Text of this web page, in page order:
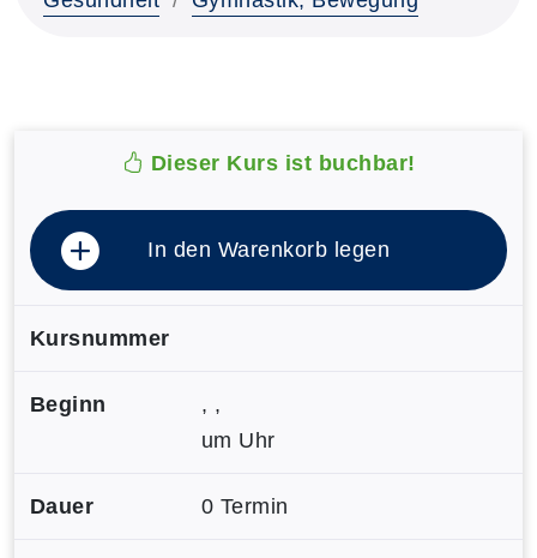
Dieser Kurs ist buchbar!
In den Warenkorb legen
Kursnummer
Beginn
, ,
um Uhr
Dauer 0 Termin